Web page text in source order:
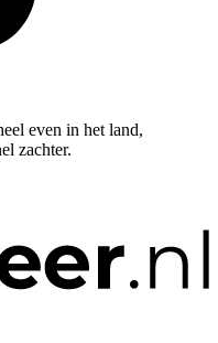
even in het land,
zachter.